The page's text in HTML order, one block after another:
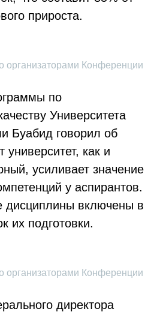
прироста.
организаторами Конференции
по
Университета
Буабид говорил об
университет, как и
усиливает значение
у аспирантов.
дисциплины включены в
их подготовки.
организаторами Конференции
директора